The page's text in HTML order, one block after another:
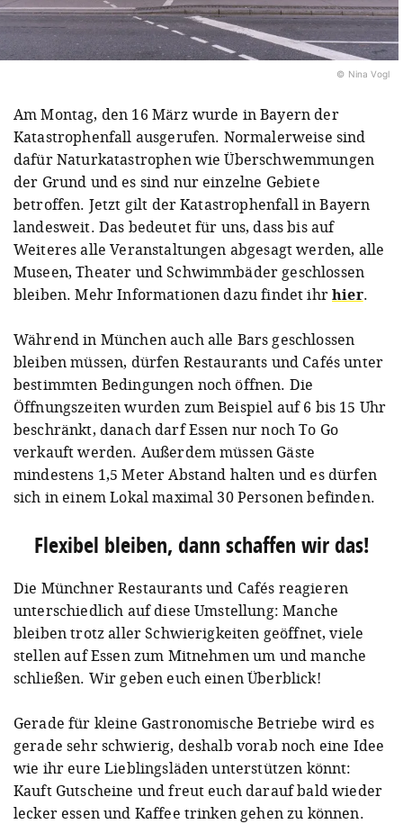
© Nina Vogl
Am Montag, den 16 März wurde in Bayern der
Katastrophenfall ausgerufen. Normalerweise sind
dafür Naturkatastrophen wie Überschwemmungen
der Grund und es sind nur einzelne Gebiete
betroffen. Jetzt gilt der Katastrophenfall in Bayern
landesweit. Das bedeutet für uns, dass bis auf
Weiteres alle Veranstaltungen abgesagt werden, alle
Museen, Theater und Schwimmbäder geschlossen
bleiben. Mehr Informationen dazu findet ihrhier.
Während in München auch alle Bars geschlossen
bleiben müssen, dürfen Restaurants und Cafés unter
bestimmten Bedingungen noch öffnen. Die
Öffnungszeiten wurden zum Beispiel auf 6 bis 15 Uhr
beschränkt, danach darf Essen nur noch To Go
verkauft werden. Außerdem müssen Gäste
mindestens 1,5 Meter Abstand halten und es dürfen
sich in einem Lokal maximal 30 Personen befinden.
Flexibel bleiben, dann schaffen wir das!
Die Münchner Restaurants und Cafés reagieren
unterschiedlich auf diese Umstellung: Manche
bleiben trotz aller Schwierigkeiten geöffnet, viele
stellen auf Essen zum Mitnehmen um und manche
schließen. Wir geben euch einen Überblick!
Gerade für kleine Gastronomische Betriebe wird es
gerade sehr schwierig, deshalb vorab noch eine Idee
wie ihr eure Lieblingsläden unterstützen könnt:
Kauft Gutscheine und freut euch darauf bald wieder
lecker essen und Kaffee trinken gehen zu können.